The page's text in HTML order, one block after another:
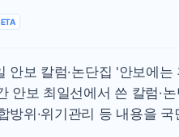
안보 칼럼·논단집 '안보에
안보 최일선에서 쓴 칼럼·
방위·위기관리 등 내용을